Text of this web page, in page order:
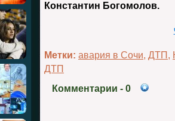
Константин Богомолов.
Метки: авария в Сочи, ДТП ,
ДТП
Комментарии - 0